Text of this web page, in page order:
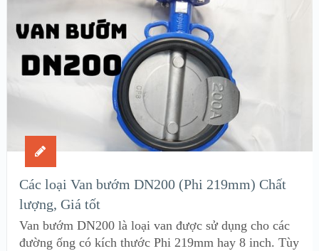
Các loại Van bướm DN200 (Phi 219mm) Chất
lượng, Giá tốt
Van bướm DN200 là loại van được sử dụng cho các
đường ống có kích thước Phi 219mm hay 8 inch. Tùy